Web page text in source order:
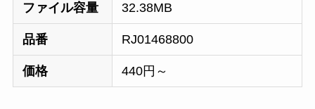
ファイル容量 32.38MB
品番 RJ01468800
価格 440円～